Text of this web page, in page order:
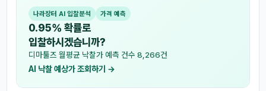
나라장터 AI 입찰분석 가격 예측
0.95% 확률로
입찰하시겠습니까?
디마툴즈 월평균 낙찰가 예측 건수 8,266건
AI 낙찰 예상가 조회하기 →